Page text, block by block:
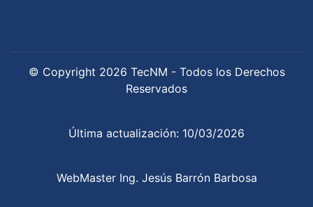
© Copyright 2026 TecNM - Todos los Derechos
Reservados
Última actualización: 10/03/2026
WebMaster Ing. Jesús Barrón Barbosa